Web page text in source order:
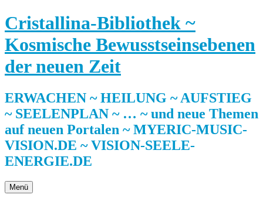
Zum
Inhalt
springen
Cristallina-Bibliothek ~
Kosmische Bewusstseinsebenen
der neuen Zeit
ERWACHEN ~ HEILUNG ~ AUFSTIEG
~ SEELENPLAN ~ … ~ und neue Themen
auf neuen Portalen ~ MYERIC-MUSIC-
VISION.DE ~ VISION-SEELE-
ENERGIE.DE
Menü